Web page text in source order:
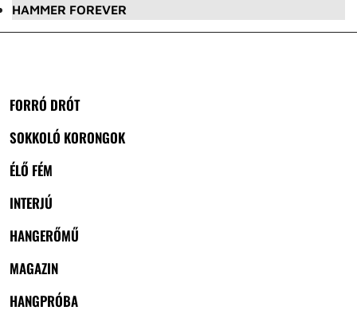
HAMMER FOREVER
FORRÓ DRÓT
SOKKOLÓ KORONGOK
ÉLŐ FÉM
INTERJÚ
HANGERŐMŰ
MAGAZIN
HANGPRÓBA